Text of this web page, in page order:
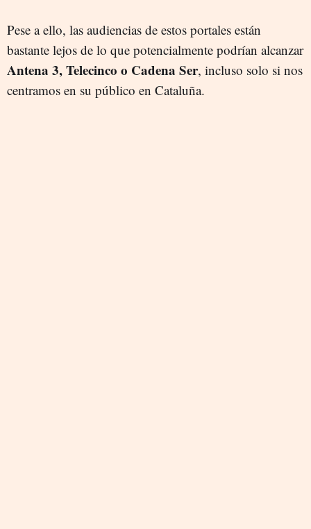
Pese a ello, las audiencias de estos portales están
bastante lejos de lo que potencialmente podrían alcanzar
Antena 3, Telecinco o Cadena Ser, incluso solo si nos
centramos en su público en Cataluña.